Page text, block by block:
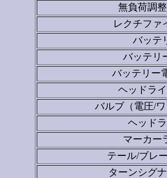
無負荷調
レクチファ
バッテ
バッテリ
バッテリー
ヘッドラ
バルブ（電圧/ワ
ヘッド
マーカー
テール/ブレ
ターンシグ